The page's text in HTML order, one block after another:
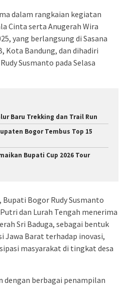
dalam rangkaian kegiatan
Cinta serta Anugerah Wira
yang berlangsung di Sasana
Kota Bandung, dan dihadiri
Susmanto pada Selasa
Baru Trekking dan Trail Run
Bogor Tembus Top 15
Bupati Cup 2026 Tour
Bogor Rudy Susmanto
dan Lurah Tengah menerima
Sri Baduga, sebagai bentuk
Jawa Barat terhadap inovasi,
masyarakat di tingkat desa
dengan berbagai penampilan